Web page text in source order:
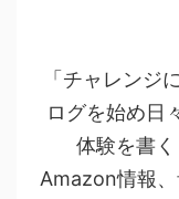
「チャレンジ
ログを始め日
体験を書く
Amazon情報